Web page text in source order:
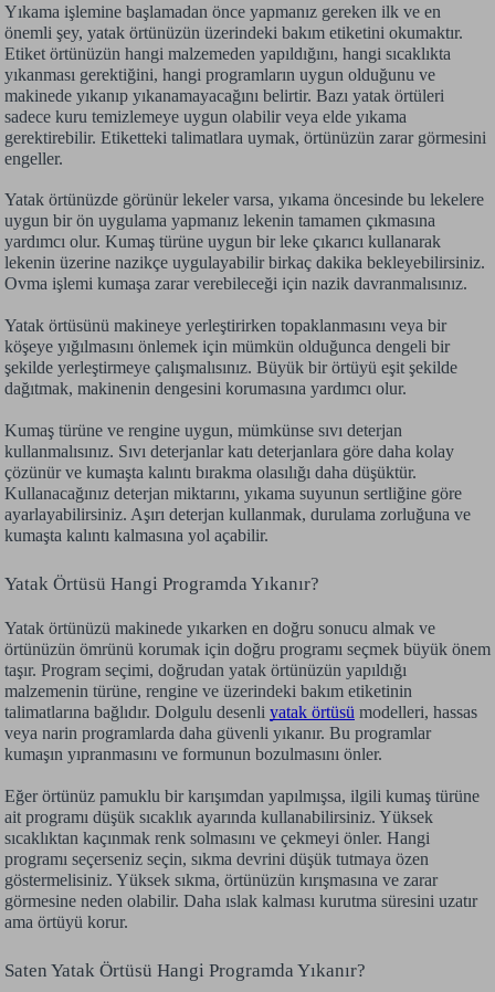
Yıkama işlemine başlamadan önce yapmanız gereken ilk ve en
önemli şey, yatak örtünüzün üzerindeki bakım etiketini okumaktır.
Etiket örtünüzün hangi malzemeden yapıldığını, hangi sıcaklıkta
yıkanması gerektiğini, hangi programların uygun olduğunu ve
makinede yıkanıp yıkanamayacağını belirtir. Bazı yatak örtüleri
sadece kuru temizlemeye uygun olabilir veya elde yıkama
gerektirebilir. Etiketteki talimatlara uymak, örtünüzün zarar görmesini
engeller.
Yatak örtünüzde görünür lekeler varsa, yıkama öncesinde bu lekelere
uygun bir ön uygulama yapmanız lekenin tamamen çıkmasına
yardımcı olur. Kumaş türüne uygun bir leke çıkarıcı kullanarak
lekenin üzerine nazikçe uygulayabilir birkaç dakika bekleyebilirsiniz.
Ovma işlemi kumaşa zarar verebileceği için nazik davranmalısınız.
Yatak örtüsünü makineye yerleştirirken topaklanmasını veya bir
köşeye yığılmasını önlemek için mümkün olduğunca dengeli bir
şekilde yerleştirmeye çalışmalısınız. Büyük bir örtüyü eşit şekilde
dağıtmak, makinenin dengesini korumasına yardımcı olur.
Kumaş türüne ve rengine uygun, mümkünse sıvı deterjan
kullanmalısınız. Sıvı deterjanlar katı deterjanlara göre daha kolay
çözünür ve kumaşta kalıntı bırakma olasılığı daha düşüktür.
Kullanacağınız deterjan miktarını, yıkama suyunun sertliğine göre
ayarlayabilirsiniz. Aşırı deterjan kullanmak, durulama zorluğuna ve
kumaşta kalıntı kalmasına yol açabilir.
Yatak Örtüsü Hangi Programda Yıkanır?
Yatak örtünüzü makinede yıkarken en doğru sonucu almak ve
örtünüzün ömrünü korumak için doğru programı seçmek büyük önem
taşır. Program seçimi, doğrudan yatak örtünüzün yapıldığı
malzemenin türüne, rengine ve üzerindeki bakım etiketinin
talimatlarına bağlıdır. Dolgulu desenli yatak örtüsü modelleri, hassas
veya narin programlarda daha güvenli yıkanır. Bu programlar
kumaşın yıpranmasını ve formunun bozulmasını önler.
Eğer örtünüz pamuklu bir karışımdan yapılmışsa, ilgili kumaş türüne
ait programı düşük sıcaklık ayarında kullanabilirsiniz. Yüksek
sıcaklıktan kaçınmak renk solmasını ve çekmeyi önler. Hangi
programı seçerseniz seçin, sıkma devrini düşük tutmaya özen
göstermelisiniz. Yüksek sıkma, örtünüzün kırışmasına ve zarar
görmesine neden olabilir. Daha ıslak kalması kurutma süresini uzatır
ama örtüyü korur.
Saten Yatak Örtüsü Hangi Programda Yıkanır?